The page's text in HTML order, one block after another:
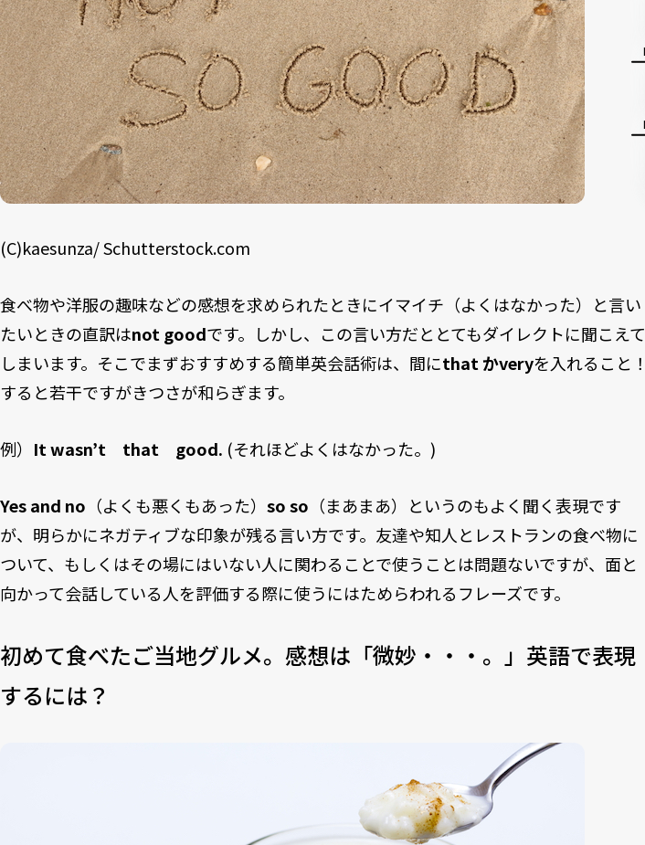
(C)kaesunza/ Schutterstock.com
食べ物や洋服の趣味などの感想を求められたときにイマイチ（よくはなかった）と言い
たいときの直訳はnot goodです。しかし、この言い方だととてもダイレクトに聞こえて
しまいます。そこでまずおすすめする簡単英会話術は、間にthat かveryを入れること！
すると若干ですがきつさが和らぎます。
例） It wasn’t that good. (それほどよくはなかった。)
Yes and no （よくも悪くもあった） so so （まあまあ）というのもよく聞く表現です
が、明らかにネガティブな印象が残る言い方です。友達や知人とレストランの食べ物に
ついて、もしくはその場にはいない人に関わることで使うことは問題ないですが、面と
向かって会話している人を評価する際に使うにはためらわれるフレーズです。
初めて食べたご当地グルメ。感想は「微妙・・・。」英語で表現
するには？